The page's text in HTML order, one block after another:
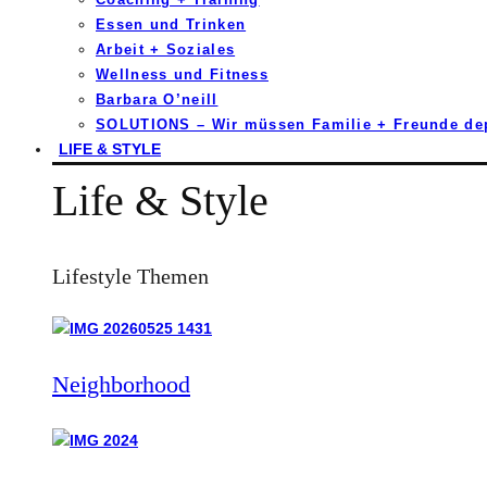
Essen und Trinken
Arbeit + Soziales
Wellness und Fitness
Barbara O’neill
SOLUTIONS – Wir müssen Familie + Freunde
LIFE & STYLE
Life & Style
Lifestyle Themen
Neighborhood